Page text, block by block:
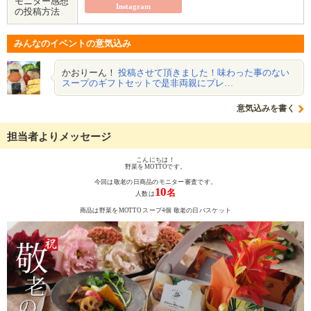
の投稿方法
Instagram
みんなのイベントの意気込み
かおりーん！ 投稿させて頂きました！味わった事のない
スープのギフトセットで是非両親にプレ…
意気込みを書く
担当者よりメッセージ
こんにちは！
野菜をMOTTOです。
今回は敬老の日商品のモニター審査です。
人数は10名
商品は野菜をMOTTO スープ4個 敬老の日バスケット